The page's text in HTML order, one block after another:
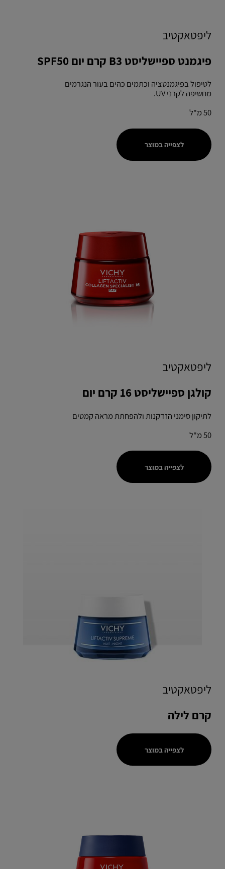
ליפטאקטיב
פיגמנט ספיישליסט B3 קרם יום SPF50
לטיפול בפיגמנטציה וכתמים כהים בעור הנגרמים
מחשיפה לקרני UV.
50 מ"ל
לצפייה במוצר
ליפטאקטיב
קולגן ספיישליסט 16 קרם יום
לתיקון סימני הזדקנות ולהפחתת מראה קמטים
50 מ"ל
לצפייה במוצר
ליפטאקטיב
קרם לילה
לצפייה במוצר